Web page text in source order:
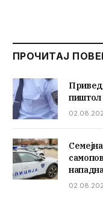
ПРОЧИТАЈ
пиштол